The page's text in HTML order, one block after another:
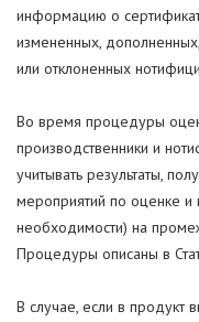
информацию о
измененных,
или отклоненных
Во время процедуры
производственники и
учитывать результаты,
мероприятий по оценке
необходимости) на
Процедуры описаны в
В случае, если в продукт